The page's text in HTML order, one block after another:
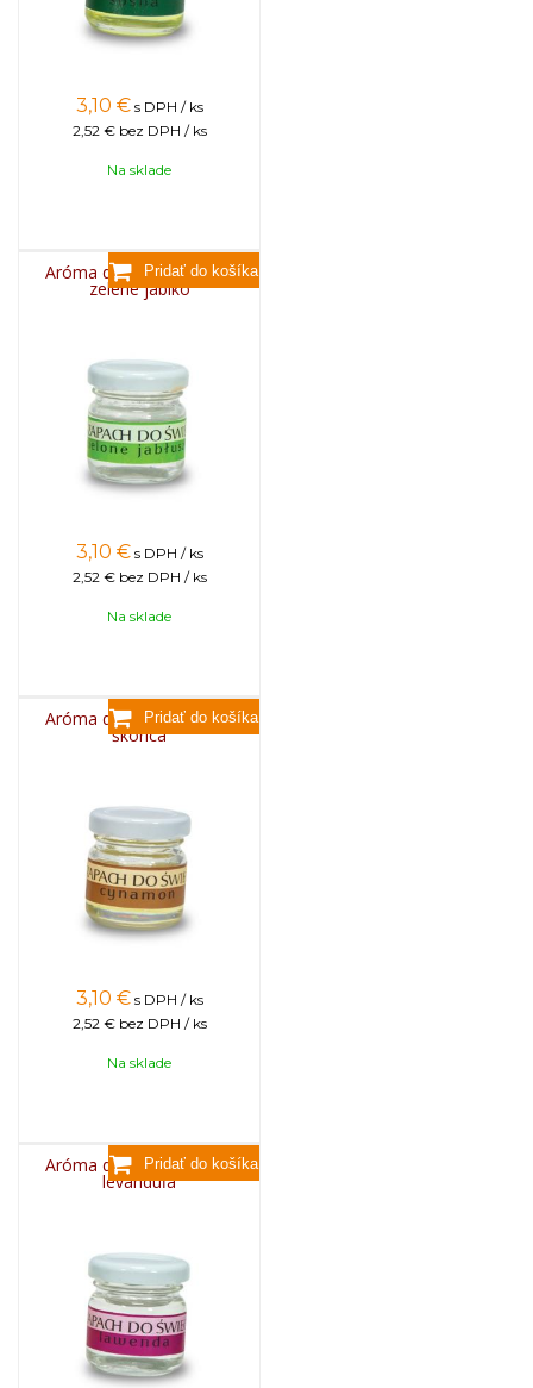
3,10 € s DPH / ks
2,52 € bez DPH / ks
Na sklade
Aróma do sviečok, 25g -
zelené jablko
3,10 € s DPH / ks
2,52 € bez DPH / ks
Na sklade
Aróma do sviečok, 25g -
škorica
3,10 € s DPH / ks
2,52 € bez DPH / ks
Na sklade
Aróma do sviečok, 25g -
levanduľa